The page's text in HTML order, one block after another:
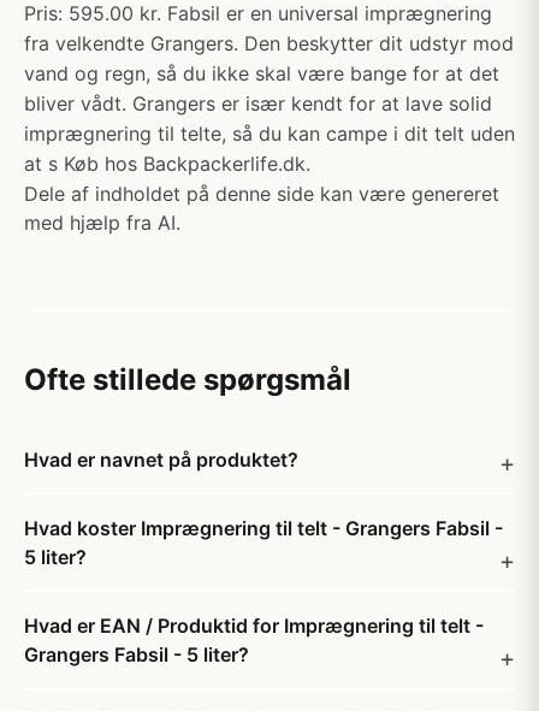
Pris: 595.00 kr. Fabsil er en universal imprægnering
fra velkendte Grangers. Den beskytter dit udstyr mod
vand og regn, så du ikke skal være bange for at det
bliver vådt. Grangers er især kendt for at lave solid
imprægnering til telte, så du kan campe i dit telt uden
at s Køb hos Backpackerlife.dk.
Dele af indholdet på denne side kan være genereret
med hjælp fra AI.
Ofte stillede spørgsmål
Hvad er navnet på produktet?
Hvad koster Imprægnering til telt - Grangers Fabsil -
5 liter?
Hvad er EAN / Produktid for Imprægnering til telt -
Grangers Fabsil - 5 liter?